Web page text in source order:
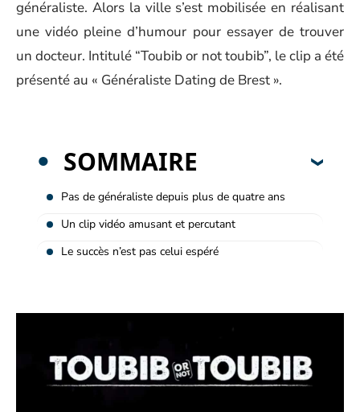
généraliste. Alors la ville s’est mobilisée en réalisant
une vidéo pleine d’humour pour essayer de trouver
un docteur. Intitulé “Toubib or not toubib”, le clip a été
présenté au « Généraliste Dating de Brest ».
SOMMAIRE
Pas de généraliste depuis plus de quatre ans
Un clip vidéo amusant et percutant
Le succès n’est pas celui espéré